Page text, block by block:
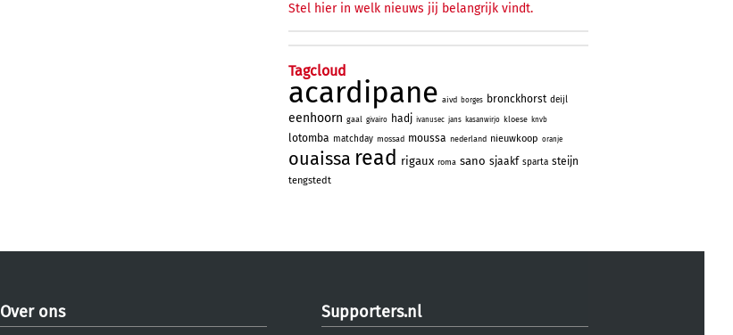
Stel hier in welk nieuws jij belangrijk vindt.
Tagcloud
acardipane aivd borges bronckhorst deijl
eenhoorn gaal givairo hadj ivanusec jans kasanwirjo kloese knvb
lotomba matchday mossad moussa nederland nieuwkoop oranje
ouaissa read rigaux roma sano sjaakf sparta steijn
tengstedt
Over ons Supporters.nl